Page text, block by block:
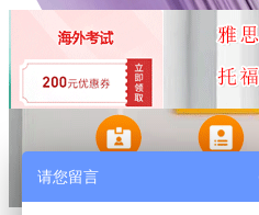
请您留言